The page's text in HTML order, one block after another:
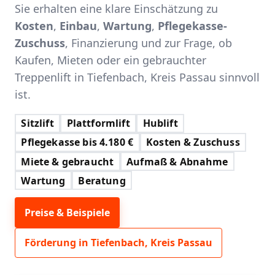
Sie erhalten eine klare Einschätzung zu
Kosten, Einbau, Wartung, Pflegekasse-
Zuschuss, Finanzierung und zur Frage, ob
Kaufen, Mieten oder ein gebrauchter
Treppenlift in Tiefenbach, Kreis Passau sinnvoll
ist.
Sitzlift Plattformlift
Hublift
Pflegekasse bis 4.180 €
Kosten & Zuschuss
Miete & gebraucht
Aufmaß & Abnahme
Wartung
Beratung
Preise & Beispiele
Förderung in Tiefenbach, Kreis Passau